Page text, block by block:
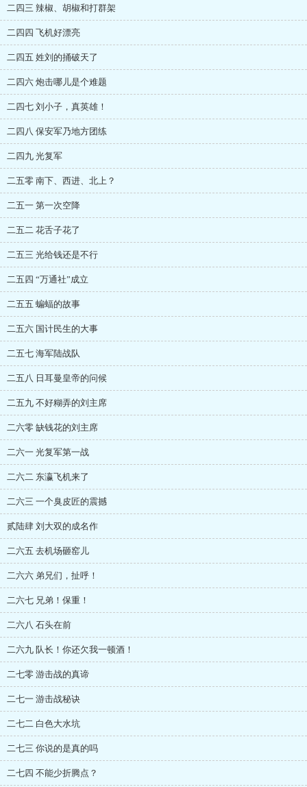
二四三 辣椒、胡椒和打群架
二四四 飞机好漂亮
二四五 姓刘的捅破天了
二四六 炮击哪儿是个难题
二四七 刘小子，真英雄！
二四八 保安军乃地方团练
二四九 光复军
二五零 南下、西进、北上？
二五一 第一次空降
二五二 花舌子花了
二五三 光给钱还是不行
二五四 “万通社”成立
二五五 蝙蝠的故事
二五六 国计民生的大事
二五七 海军陆战队
二五八 日耳曼皇帝的问候
二五九 不好糊弄的刘主席
二六零 缺钱花的刘主席
二六一 光复军第一战
二六二 东瀛飞机来了
二六三 一个臭皮匠的震撼
贰陆肆 刘大双的成名作
二六五 去机场砸窑儿
二六六 弟兄们，扯呼！
二六七 兄弟！保重！
二六八 石头在前
二六九 队长！你还欠我一顿酒！
二七零 游击战的真谛
二七一 游击战秘诀
二七二 白色大水坑
二七三 你说的是真的吗
二七四 不能少折腾点？